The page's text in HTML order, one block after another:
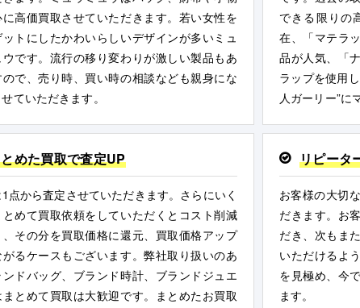
に高価買取させていただきます。若い女性を
ットにしたかわいらしいデザインが多いミュ
ウです。流行の移り変わりが激しい製品もあ
ので、売り時、買い時の相談なども親身にな
ていただきます。
できる限りの
在、「マテラ
品が人気、「
ラップを使用
人ガーリー”に
めた買取で査定UP
点から査定させていただきます。さらにいく
めて買取依頼をしていただくとコスト削減
その分を買取価格に還元、買取価格アップ
がるケースもございます。弊社取り扱いのあ
ンドバッグ、ブランド時計、ブランドジュエ
まとめて買取は大歓迎です。まとめたお買取
リピータ
お客様の大切
だきます。お
だき、次もま
いただけるよ
を見極め、今
ます。